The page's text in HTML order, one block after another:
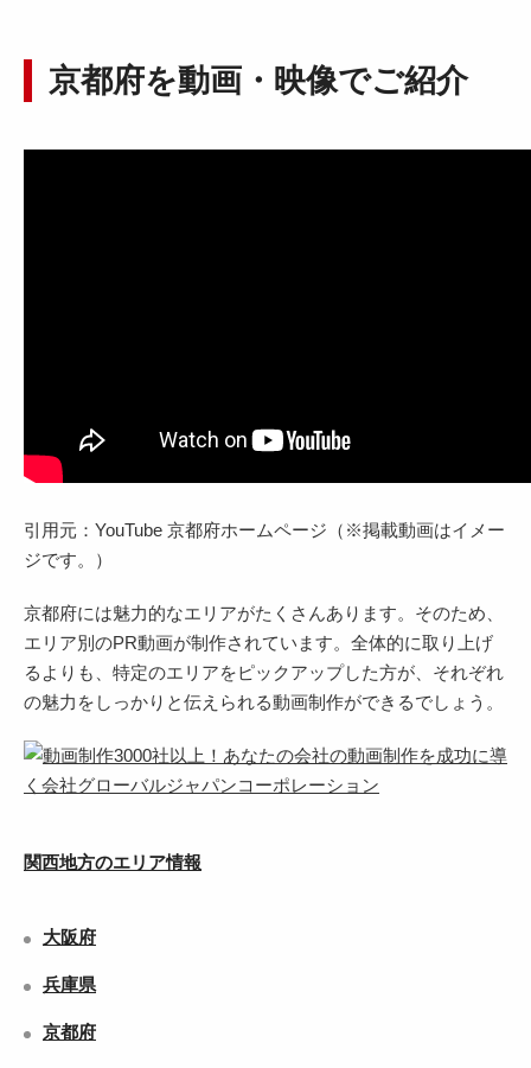
京都府を動画・映像でご紹介
引用元：YouTube 京都府ホームページ（※掲載動画はイメー
ジです。）
京都府には魅力的なエリアがたくさんあります。そのため、
エリア別のPR動画が制作されています。全体的に取り上げ
るよりも、特定のエリアをピックアップした方が、それぞれ
の魅力をしっかりと伝えられる動画制作ができるでしょう。
関西地方のエリア情報
大阪府
兵庫県
京都府